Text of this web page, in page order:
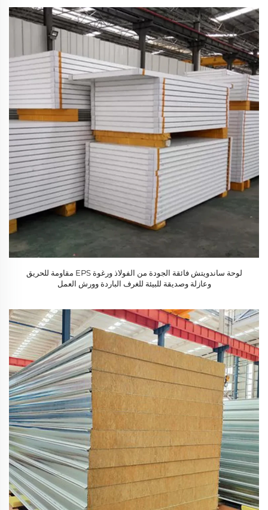
لوحة ساندويتش فائقة الجودة من الفولاذ ورغوة EPS مقاومة للحريق
وعازلة وصديقة للبيئة للغرف الباردة وورش العمل